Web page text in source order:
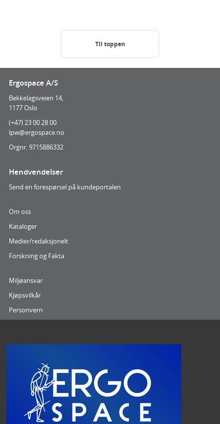
Til toppen
Ergospace A/S
Bekkelagsveien 14,
1177 Oslo
(+47) 23 00 28 00
lpw@ergospace.no
Orgnr. 9715886332
Hendvendelser
Send en forespørsel på kundeportalen
Om oss
Kataloger
Medier/redaksjonelt
Forskning og Fakta
Miljøansvar
Kjøpsvilkår
Personvern